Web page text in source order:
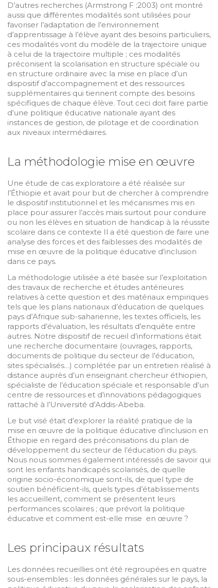
D’autres recherches (Armstrong F ;2003) ont montré
aussi que différentes modalités sont utilisées pour
favoriser l’adaptation de l’environnement
d’apprentissage à l’élève ayant des besoins particuliers,
ces modalités vont du modèle de la trajectoire unique
à celui de la trajectoire multiple ; ces modalités
préconisent la scolarisation en structure spéciale ou
en structure ordinaire avec la mise en place d’un
dispositif d’accompagnement et des ressources
supplémentaires qui tiennent compte des besoins
spécifiques de chaque élève. Tout ceci doit faire partie
d’une politique éducative nationale ayant des
instances de gestion, de pilotage et de coordination
aux niveaux intermédiaires.
La méthodologie mise en œuvre
Une étude de cas exploratoire a été réalisée sur
l’Éthiopie et avait pour but de chercher à comprendre
le dispositif institutionnel et les mécanismes mis en
place pour assurer l’accès mais surtout pour conduire
ou non les élèves en situation de handicap à la réussite
scolaire dans ce contexte Il a été question de faire une
analyse des forces et des faiblesses des modalités de
mise en œuvre de la politique éducative d’inclusion
dans ce pays.
La méthodologie utilisée a été basée sur l’exploitation
des travaux de recherche et études antérieures
relatives à cette question et des matériaux empiriques
tels que les plans nationaux d’éducation de quelques
pays d’Afrique sub-saharienne, les textes officiels, les
rapports d’évaluation, les résultats d’enquête entre
autres. Notre dispositif de recueil d’informations était
une recherche documentaire (ouvrages, rapports,
documents de politique du secteur de l’éducation,
sites spécialisés…) complétée par un entretien réalisé à
distance auprès d’un enseignant chercheur éthiopien,
spécialiste de l’éducation spéciale et responsable d’un
centre de ressources et d’innovations pédagogiques
rattaché à l’Université d’Addis-Abeba.
Le but visé était d’explorer la réalité pratique de la
mise en œuvre de la politique éducative d’inclusion en
Éthiopie en regard des préconisations du plan de
développement du secteur de l’éducation du pays.
Nous nous sommes également intéressés de savoir qui
sont les enfants handicapés scolarisés, de quelle
origine socio-économique sont-ils, de quel type de
soutien bénéficient-ils, quels types d’établissements
les accueillent, comment se présentent leurs
performances scolaires ; que prévoit la politique
éducative et comment est-elle mise en œuvre ?
Les principaux résultats
Les données recueillies ont été regroupées en quatre
sous-ensembles : les données générales sur le pays, la